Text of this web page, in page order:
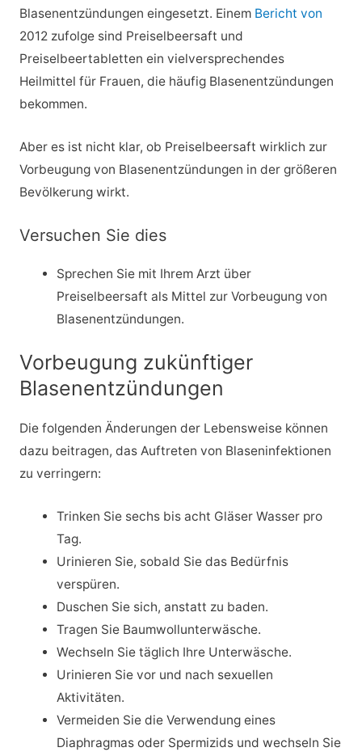
Blasenentzündungen eingesetzt. Einem Bericht von
2012 zufolge sind Preiselbeersaft und
Preiselbeertabletten ein vielversprechendes
Heilmittel für Frauen, die häufig Blasenentzündungen
bekommen.
Aber es ist nicht klar, ob Preiselbeersaft wirklich zur
Vorbeugung von Blasenentzündungen in der größeren
Bevölkerung wirkt.
Versuchen Sie dies
Sprechen Sie mit Ihrem Arzt über
Preiselbeersaft als Mittel zur Vorbeugung von
Blasenentzündungen.
Vorbeugung zukünftiger
Blasenentzündungen
Die folgenden Änderungen der Lebensweise können
dazu beitragen, das Auftreten von Blaseninfektionen
zu verringern:
Trinken Sie sechs bis acht Gläser Wasser pro
Tag.
Urinieren Sie, sobald Sie das Bedürfnis
verspüren.
Duschen Sie sich, anstatt zu baden.
Tragen Sie Baumwollunterwäsche.
Wechseln Sie täglich Ihre Unterwäsche.
Urinieren Sie vor und nach sexuellen
Aktivitäten.
Vermeiden Sie die Verwendung eines
Diaphragmas oder Spermizids und wechseln Sie